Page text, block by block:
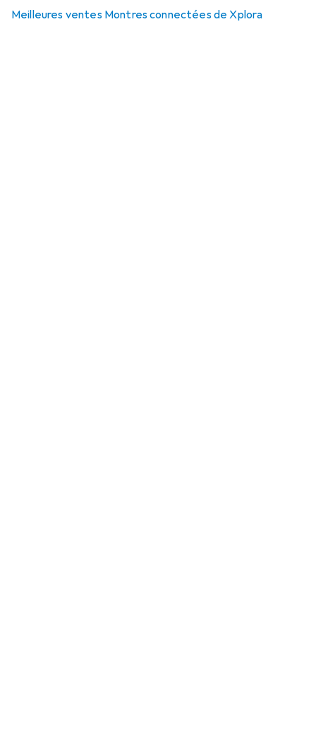
Meilleures ventes Montres connectées de Xplora